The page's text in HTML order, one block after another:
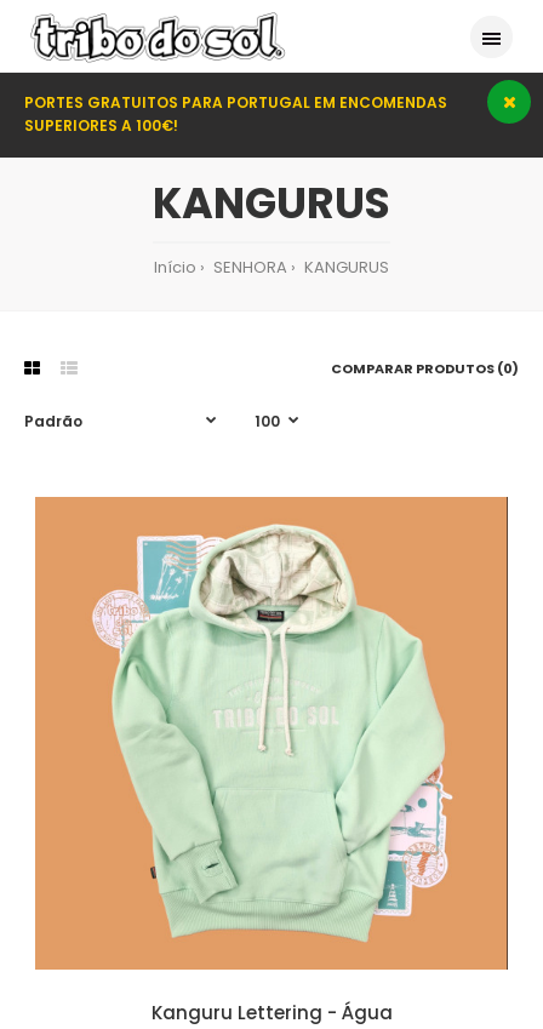
PORTES GRATUITOS PARA PORTUGAL EM ENCOMENDAS
SUPERIORES A 100€!
KANGURUS
Início SENHORA KANGURUS
COMPARAR PRODUTOS (0)
Kanguru Lettering - Água